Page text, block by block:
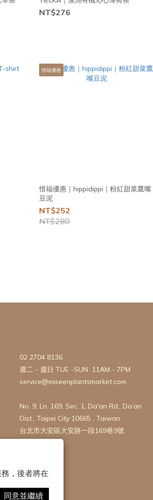
，後者將在
同意並繼續
NT$276
惜福優惠
惜福優惠｜hippidippi｜粉紅甜菜鷹嘴
豆泥
NT$252
NT$280
02 2704 8136
週二 - 週日 TUE -SUN 11AM - 7PM
service@miseenplantsmarket.com
No. 9, Ln. 169, Sec. 1, Da'an Rd., Da’an
Dist., Taipei City 10665 , Taiwan
台北市大安區大安路一段169巷9號